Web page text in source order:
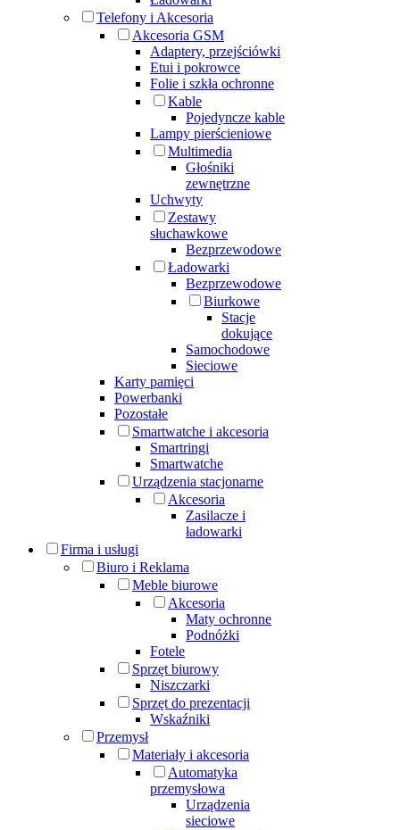
Telefony i Akcesoria
Akcesoria GSM
Adaptery, przejściówki
Etui i pokrowce
Folie i szkła ochronne
Kable
Pojedyncze kable
Lampy pierścieniowe
Multimedia
Głośniki
zewnętrzne
Uchwyty
Zestawy
słuchawkowe
Bezprzewodowe
Ładowarki
Bezprzewodowe
Biurkowe
Stacje
dokujące
Samochodowe
Sieciowe
Karty pamięci
Powerbanki
Pozostałe
Smartwatche i akcesoria
Smartringi
Smartwatche
Urządzenia stacjonarne
Akcesoria
Zasilacze i
ładowarki
Firma i usługi
Biuro i Reklama
Meble biurowe
Akcesoria
Maty ochronne
Podnóżki
Fotele
Sprzęt biurowy
Niszczarki
Sprzęt do prezentacji
Wskaźniki
Przemysł
Materiały i akcesoria
Automatyka
przemysłowa
Urządzenia
sieciowe